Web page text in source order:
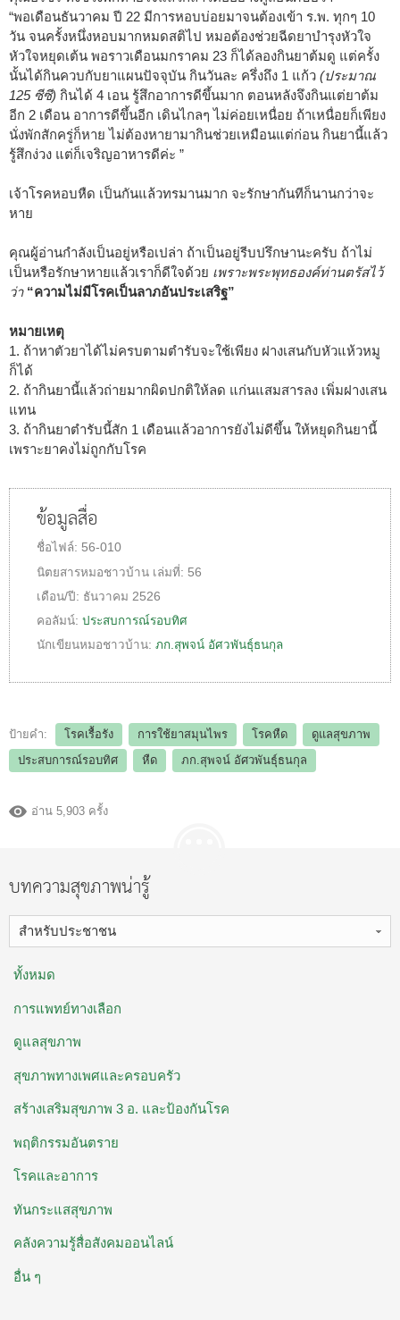
“พอเดือนธันวาคม ปี 22 มีการหอบบ่อยมาจนต้องเข้า ร.พ. ทุกๆ 10
วัน จนครั้งหนึ่งหอบมากหมดสติไป หมอต้องช่วยฉีดยาบำรุงหัวใจ
หัวใจหยุดเต้น พอราวเดือนมกราคม 23 ก็ได้ลองกินยาต้มดู แต่ครั้ง
นั้นได้กินควบกับยาแผนปัจจุบัน กินวันละ ครึ่งถึง 1 แก้ว (ประมาณ
125 ซีซี) กินได้ 4 เอน รู้สึกอาการดีขึ้นมาก ตอนหลังจึงกินแต่ยาต้ม
อีก 2 เดือน อาการดีขึ้นอีก เดินไกลๆ ไม่ค่อยเหนื่อย ถ้าเหนื่อยก็เพียง
นั่งพักสักครู่ก็หาย ไม่ต้องหายามากินช่วยเหมือนแต่ก่อน กินยานี้แล้ว
รู้สึกง่วง แต่ก็เจริญอาหารดีค่ะ ”
เจ้าโรคหอบหืด เป็นกันแล้วทรมานมาก จะรักษากันทีก็นานกว่าจะ
หาย
คุณผู้อ่านกำลังเป็นอยู่หรือเปล่า ถ้าเป็นอยู่รีบปรึกษานะครับ ถ้าไม่
เป็นหรือรักษาหายแล้วเราก็ดีใจด้วย เพราะพระพุทธองค์ท่านตรัสไว้
ว่า“ความไม่มีโรคเป็นลาภอันประเสริฐ”
หมายเหตุ
1. ถ้าหาตัวยาได้ไม่ครบตามตำรับจะใช้เพียง ฝางเสนกับหัวแห้วหมู
ก็ได้
2. ถ้ากินยานี้แล้วถ่ายมากผิดปกติให้ลด แก่นแสมสารลง เพิ่มฝางเสน
แทน
3. ถ้ากินยาตำรับนี้สัก 1 เดือนแล้วอาการยังไม่ดีขึ้น ให้หยุดกินยานี้
เพราะยาคงไม่ถูกกับโรค
ข้อมูลสื่อ
ชื่อไฟล์: 56-010
นิตยสารหมอชาวบ้าน เล่มที่: 56
เดือน/ปี: ธันวาคม 2526
คอลัมน์: ประสบการณ์รอบทิศ
นักเขียนหมอชาวบ้าน: ภก.สุพจน์ อัศวพันธุ์ธนกุล
ป้ายคำ: โรคเรื้อรัง การใช้ยาสมุนไพร โรคหืด
ดูแลสุขภาพ
ประสบการณ์รอบทิศ
หืด ภก.สุพจน์ อัศวพันธุ์ธนกุล
อ่าน 5,903 ครั้ง
บทความสุขภาพน่ารู้
สำหรับประชาชน
ทั้งหมด
การแพทย์ทางเลือก
ดูแลสุขภาพ
สุขภาพทางเพศและครอบครัว
สร้างเสริมสุขภาพ 3 อ. ​และป้องกันโรค
พฤติกรรมอันตราย
โรคและอาการ
ทันกระแสสุขภาพ
คลังความรู้สื่อสังคมออนไลน์
อื่น ๆ